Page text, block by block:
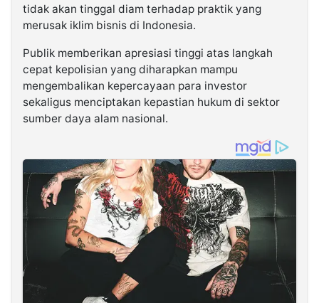
tidak akan tinggal diam terhadap praktik yang
merusak iklim bisnis di Indonesia.
Publik memberikan apresiasi tinggi atas langkah
cepat kepolisian yang diharapkan mampu
mengembalikan kepercayaan para investor
sekaligus menciptakan kepastian hukum di sektor
sumber daya alam nasional.